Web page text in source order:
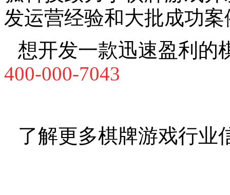
发运营经验和大批成功案
想开发一款迅速盈利的
400-000-7043
了解更多棋牌游戏行业